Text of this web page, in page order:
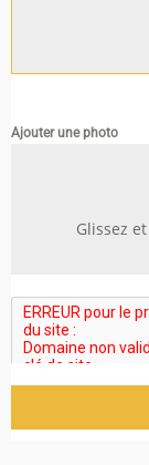
Ajouter une photo
Glissez